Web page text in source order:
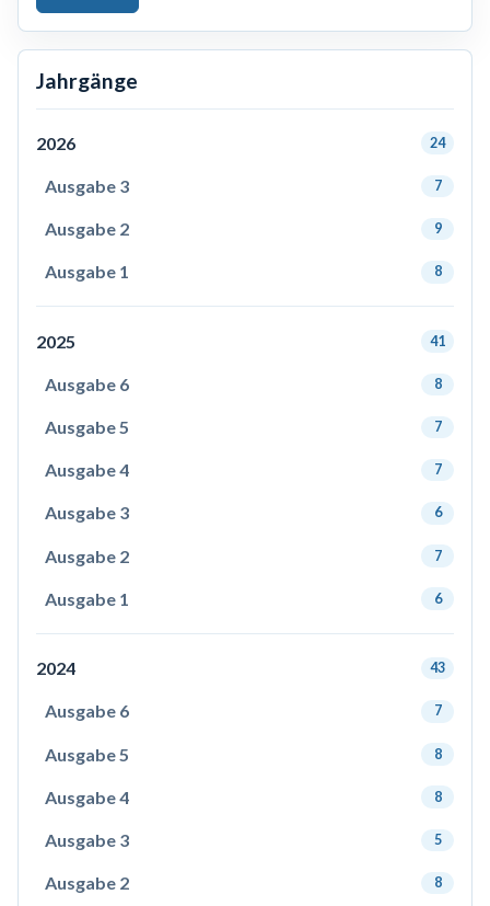
Jahrgänge
2026 24
Ausgabe 3 7
Ausgabe 2 9
Ausgabe 1 8
2025 41
Ausgabe 6 8
Ausgabe 5 7
Ausgabe 4 7
Ausgabe 3 6
Ausgabe 2 7
Ausgabe 1 6
2024 43
Ausgabe 6 7
Ausgabe 5 8
Ausgabe 4 8
Ausgabe 3 5
Ausgabe 2 8